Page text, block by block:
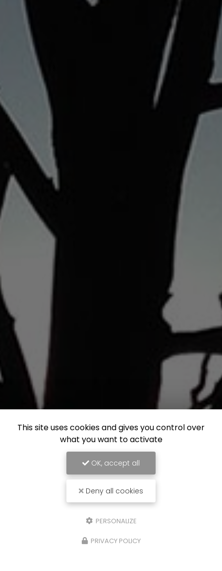
This site uses cookies and gives you control over
what you want to activate
OK, accept all
Deny all cookies
PERSONALIZE
PRIVACY POLICY